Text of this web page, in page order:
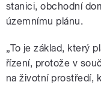
stanici, obchodní
územnímu plánu.
„To je základ, který
řízení, protože v
na životní prostředí,